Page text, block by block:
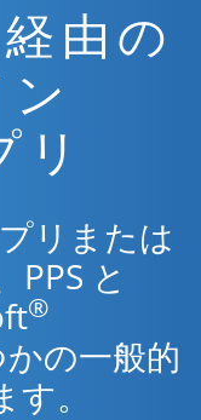
由の
リまたは
PPS と
®
の一般的
。